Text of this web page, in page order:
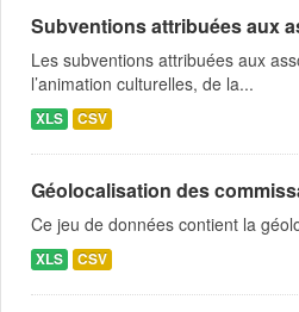
Subventions attribuées aux
Les subventions attribuées aux
l’animation culturelles, de la...
XLS CSV
Géolocalisation des
Ce jeu de données contient la
XLS CSV